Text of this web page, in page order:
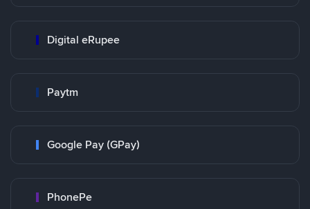
Digital eRupee
Paytm
Google Pay (GPay)
PhonePe